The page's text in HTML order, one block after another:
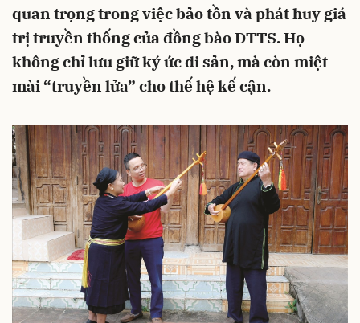
quan trọng trong việc bảo tồn và phát huy giá
trị truyền thống của đồng bào DTTS. Họ
không chỉ lưu giữ ký ức di sản, mà còn miệt
mài “truyền lửa” cho thế hệ kế cận.